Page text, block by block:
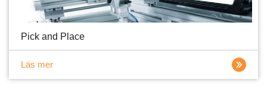
Pick and Place
Läs mer